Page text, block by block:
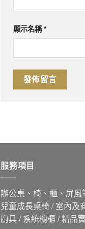
顯示名稱*
服務項目
辦公桌、椅、櫃、屏
兒童成長桌椅 / 室內及
廚具 / 系統櫥櫃 / 精品